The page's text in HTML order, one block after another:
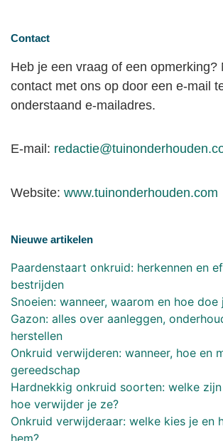
Contact
Heb je een vraag of een opmerking?
contact met ons op door een e-mail
onderstaand e-mailadres.
E-mail:
Website: www.tuinonderhouden.com
Nieuwe artikelen
Paardenstaart onkruid: herkennen en
bestrijden
Snoeien: wanneer, waarom en hoe
Gazon: alles over aanleggen,
herstellen
Onkruid verwijderen: wanneer, hoe en
gereedschap
Hardnekkig onkruid soorten: welke
hoe verwijder je ze?
Onkruid verwijderaar: welke kies je en
hem?